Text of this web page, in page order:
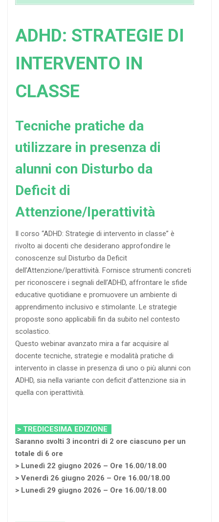
ADHD: STRATEGIE DI
INTERVENTO IN
CLASSE
Tecniche pratiche da
utilizzare in presenza di
alunni con Disturbo da
Deficit di
Attenzione/Iperattività
Il corso “ADHD: Strategie di intervento in classe” è
rivolto ai docenti che desiderano approfondire le
conoscenze sul Disturbo da Deficit
dell’Attenzione/Iperattività. Fornisce strumenti concreti
per riconoscere i segnali dell’ADHD, affrontare le sfide
educative quotidiane e promuovere un ambiente di
apprendimento inclusivo e stimolante. Le strategie
proposte sono applicabili fin da subito nel contesto
scolastico.
Questo webinar avanzato mira a far acquisire al
docente tecniche, strategie e modalità pratiche di
intervento in classe in presenza di uno o più alunni con
ADHD, sia nella variante con deficit d’attenzione sia in
quella con iperattività.
> TREDICESIMA EDIZIONE
Saranno svolti 3 incontri di 2 ore ciascuno per un
totale di 6 ore
> Lunedì 22 giugno 2026 – Ore 16.00/18.00
> Venerdì 26 giugno 2026 – Ore 16.00/18.00
> Lunedì 29 giugno 2026 – Ore 16.00/18.00